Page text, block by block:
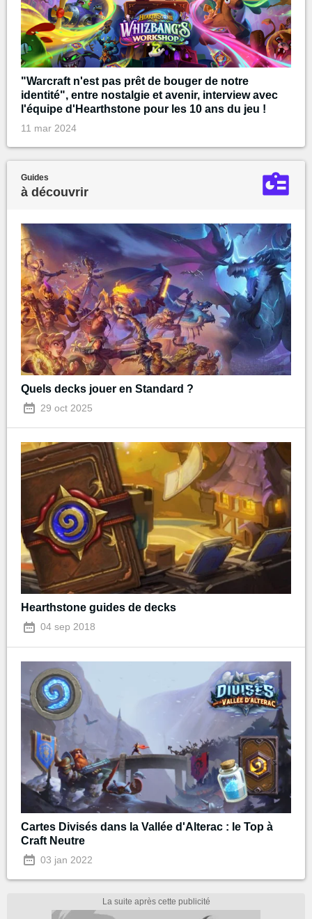
"Warcraft n'est pas prêt de bouger de notre
identité", entre nostalgie et avenir, interview avec
l'équipe d'Hearthstone pour les 10 ans du jeu !
11 mar 2024
Guides
à découvrir
Quels decks jouer en Standard ?
29 oct 2025
Hearthstone guides de decks
04 sep 2018
Cartes Divisés dans la Vallée d'Alterac : le Top à
Craft Neutre
03 jan 2022